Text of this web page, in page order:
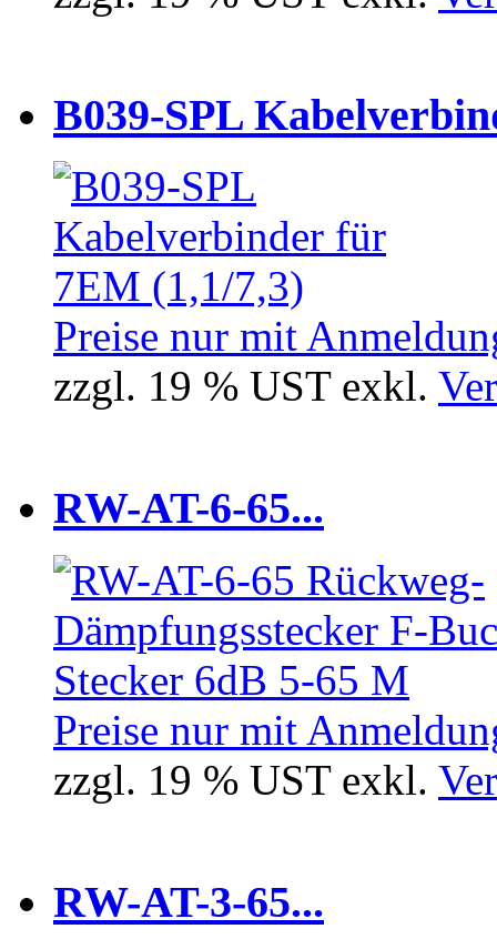
B039-SPL
Preise nur mit
zzgl. 19 % UST exkl.
RW-AT-6-65...
Preise nur mit
zzgl. 19 % UST exkl.
RW-AT-3-65...